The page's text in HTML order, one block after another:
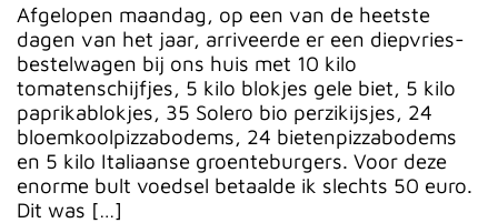
Afgelopen maandag, op een van de heetste
dagen van het jaar, arriveerde er een diepvries-
bestelwagen bij ons huis met 10 kilo
tomatenschijfjes, 5 kilo blokjes gele biet, 5 kilo
paprikablokjes, 35 Solero bio perzikijsjes, 24
bloemkoolpizzabodems, 24 bietenpizzabodems
en 5 kilo Italiaanse groenteburgers. Voor deze
enorme bult voedsel betaalde ik slechts 50 euro.
Dit was […]